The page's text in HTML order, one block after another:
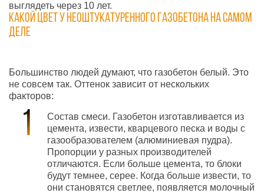
выглядеть через 10 лет.
Какой цвет у неоштукатуренного газобетона на самом
деле
Большинство людей думают, что газобетон белый. Это
не совсем так. Оттенок зависит от нескольких
факторов:
Состав смеси. Газобетон изготавливается из
цемента, извести, кварцевого песка и воды с
газообразователем (алюминиевая пудра).
Пропорции у разных производителей
отличаются. Если больше цемента, то блоки
будут темнее, серее. Когда больше извести, то
они становятся светлее, появляется молочный